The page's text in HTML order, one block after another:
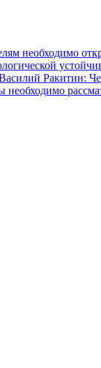
необходимо
Ракитин: